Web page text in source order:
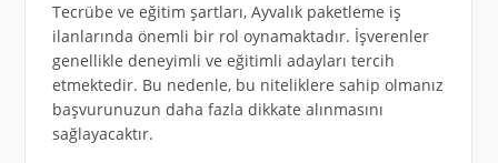
Tecrübe ve eğitim şartları, Ayvalık paketleme iş
ilanlarında önemli bir rol oynamaktadır. İşverenler
genellikle deneyimli ve eğitimli adayları tercih
etmektedir. Bu nedenle, bu niteliklere sahip olmanız
başvurunuzun daha fazla dikkate alınmasını
sağlayacaktır.